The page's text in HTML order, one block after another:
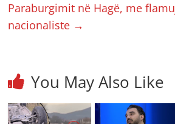
Paraburgimit në Hagë, me
nacionaliste →
You May Also Like